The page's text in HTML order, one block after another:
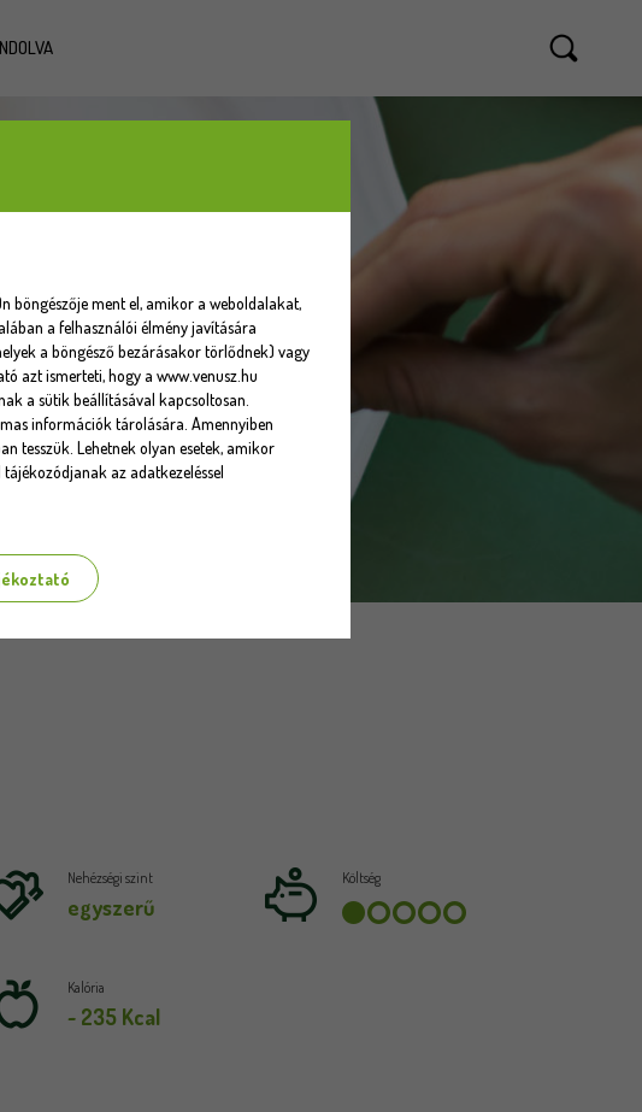
böngészője ment el, amikor a weboldalakat,
a felhasználói élmény javítására
a böngésző bezárásakor törlődnek) vagy
azt ismerteti, hogy a www.venusz.hu
a sütik beállításával kapcsoltosan.
információk tárolására. Amennyiben
tesszük. Lehetnek olyan esetek, amikor
az adatkezeléssel
Nehézségi szint
egyszerű
Költség
Kalória
~ 235 Kcal